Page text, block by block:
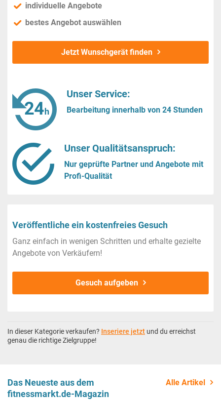
individuelle Angebote
bestes Angebot auswählen
Jetzt Wunschgerät finden
Unser Service:
Bearbeitung innerhalb von 24 Stunden
Unser Qualitätsanspruch:
Nur geprüfte Partner und Angebote mit
Profi-Qualität
Veröffentliche ein kostenfreies Gesuch
Ganz einfach in wenigen Schritten und erhalte gezielte
Angebote von Verkäufern!
Gesuch aufgeben
In dieser Kategorie verkaufen? Inseriere jetzt und du erreichst
genau die richtige Zielgruppe!
Das Neueste aus dem
fitnessmarkt.de-Magazin
Alle Artikel